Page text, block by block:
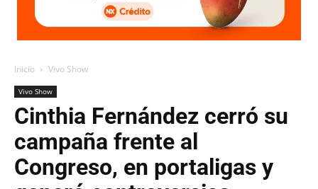
Inicio Vivo Show
Vivo Show
Cinthia Fernández cerró su
campaña frente al
Congreso, en portaligas y